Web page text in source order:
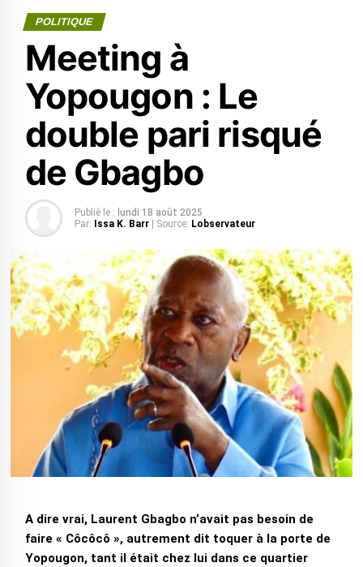
POLITIQUE
Meeting à
Yopougon : Le
double pari risqué
de Gbagbo
Publié le : lundi 18 août 2025
Par:
Issa K. Barr | Source: Lobservateur
A dire vrai, Laurent Gbagbo n’avait pas besoin de
faire « Côcôcô », autrement dit toquer à la porte de
Yopougon, tant il était chez lui dans ce quartier